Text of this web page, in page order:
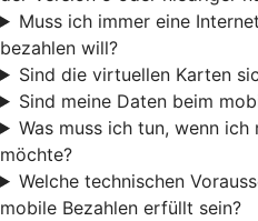
Muss ich immer eine
bezahlen will?
Sind die virtuellen Karten
Sind meine Daten beim
Was muss ich tun, wenn
möchte?
Welche technischen
mobile Bezahlen erfüllt sein?